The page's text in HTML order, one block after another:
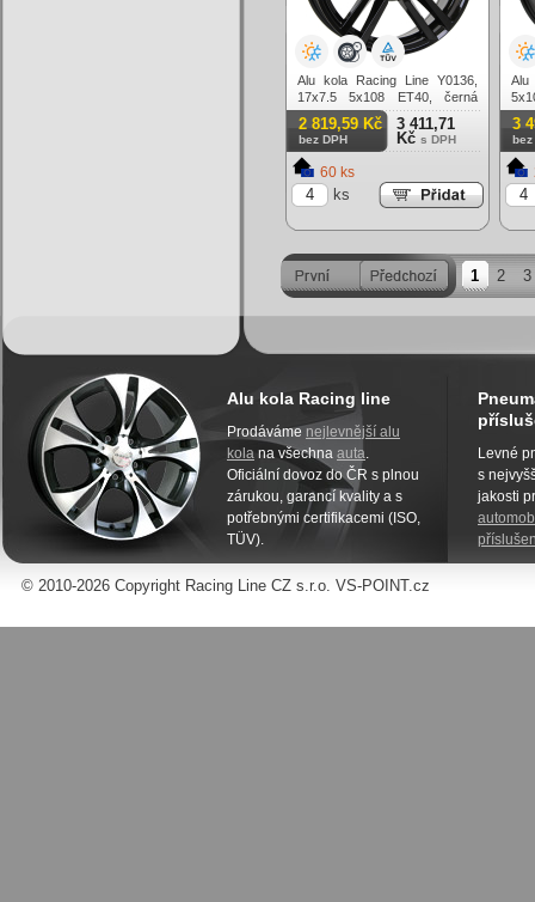
Alu kola Racing Line Y0136,
17x7.5 5x108 ET40, černá
lesklá
2 819,59 Kč
bez DPH
3 411,71
Kč s DPH
60 ks
ks
Alu
3
bez
1 2 3
Alu kola Racing line
Prodáváme nejlevnější alu
kola na všechna auta.
Oficiální dovoz do ČR s plnou
zárukou, garancí kvality a s
potřebnými certifikacemi (ISO,
TÜV).
Levné
s
jakosti
© 2010-2026 Copyright Racing Line CZ s.r.o. VS-POINT.cz